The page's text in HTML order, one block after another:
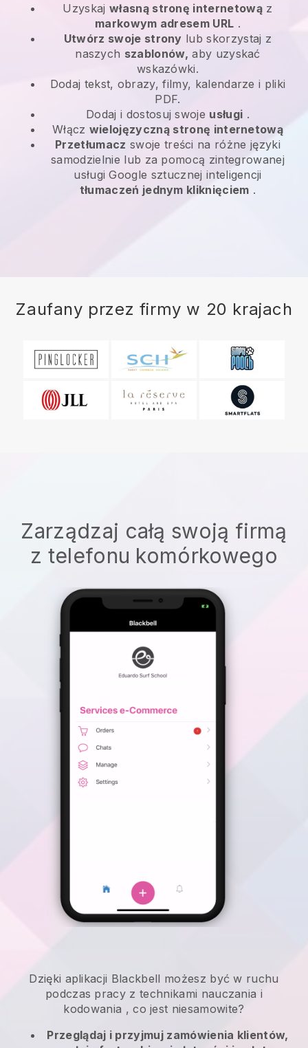
Uzyskaj własną stronę internetowąz
markowym adresem URL .
Utwórz swoje strony lub skorzystaj z
naszych szablonów, aby uzyskać
wskazówki.
Dodaj tekst, obrazy, filmy, kalendarze i pliki
PDF.
Dodaj i dostosuj swoje usługi .
Włącz wielojęzyczną stronę internetową
Przetłumacz swoje treści na różne języki
samodzielnie lub za pomocą zintegrowanej
usługi Google sztucznej inteligencji
tłumaczeń jednym kliknięciem .
Zaufany przez firmy w 20 krajach
Zarządzaj całą swoją firmą
z telefonu komórkowego
Dzięki aplikacji Blackbell możesz być w ruchu
podczas pracy z technikami nauczania i
kodowania , co jest niesamowite?
Przeglądaj i przyjmuj zamówienia klientów,